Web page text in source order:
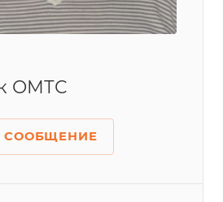
ОМТС
СООБЩЕНИЕ